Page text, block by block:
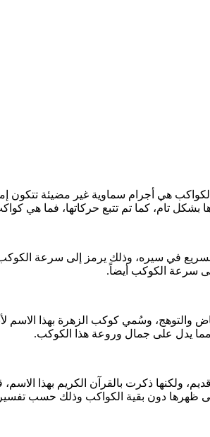
هي أجرام سماوية غير مضيئة تتكون
بشكل تام، كما تم تتبع حركاتها، فما هي
سرعة الكوكب أيضاً.
مما يدل على جمال وروعة هذا الكوكب.
ولكنها ذكرت بالقرآن الكريم بهذا الاسم،
ظهرها دون بقية الكواكب وذلك حسب تفسير